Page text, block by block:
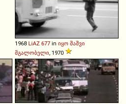
1968 LiAZ 677 in იყო შაშვი
მგალობელი, 1970